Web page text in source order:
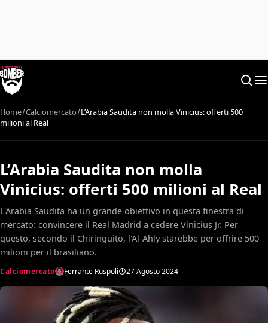
Home Calciomercato L’Arabia Saudita non molla Vinicius: offerti 500
milioni al Real
L’Arabia Saudita non molla
Vinicius: offerti 500 milioni al Real
L'Arabia Saudita ha un grande obiettivo in questa finestra di
mercato: convincere il Real Madrid a cedere Vinicius Jr. Per
questo, secondo il Chiringuito, l'Al-Ahly starebbe per offrire 500
milioni per il brasiliano.
Calciomercato Ferrante Ruspoli 27 Agosto 2024